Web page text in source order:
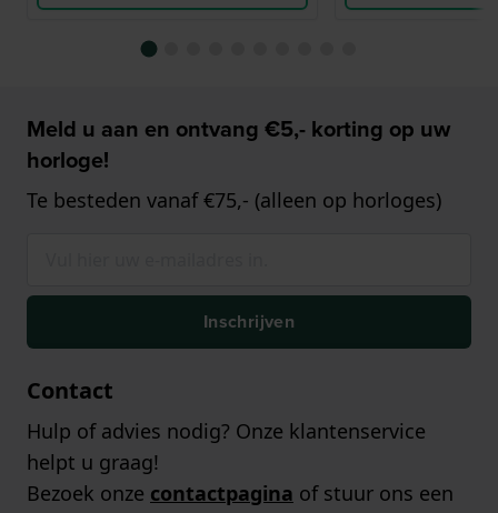
Meld u aan en ontvang €5,- korting op uw
horloge!
Te besteden vanaf €75,- (alleen op horloges)
Inschrijven
Contact
Hulp of advies nodig? Onze klantenservice
helpt u graag!
Bezoek onze contactpagina of stuur ons een